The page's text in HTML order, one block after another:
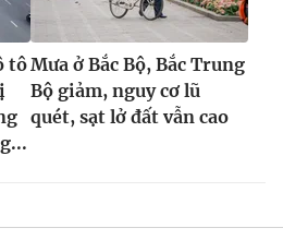
931 - 024.38 355 932
897 897
tôMưa ở Bắc Bộ, Bắc Trung
Bộ giảm, nguy cơ lũ
quét, sạt lở đất vẫn cao